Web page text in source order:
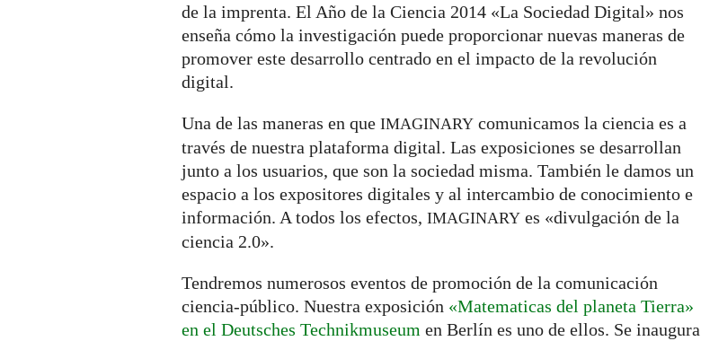
de la imprenta. El Año de la Ciencia 2014 «La Sociedad Digital» nos
enseña cómo la investigación puede proporcionar nuevas maneras de
promover este desarrollo centrado en el impacto de la revolución
digital.
Una de las maneras en que IMAGINARY comunicamos la ciencia es a
través de nuestra plataforma digital. Las exposiciones se desarrollan
junto a los usuarios, que son la sociedad misma. También le damos un
espacio a los expositores digitales y al intercambio de conocimiento e
información. A todos los efectos, IMAGINARY es «divulgación de la
ciencia 2.0».
Tendremos numerosos eventos de promoción de la comunicación
ciencia-público. Nuestra exposición «Matematicas del planeta Tierra»
en el Deutsches Technikmuseum en Berlín es uno de ellos. Se inaugura